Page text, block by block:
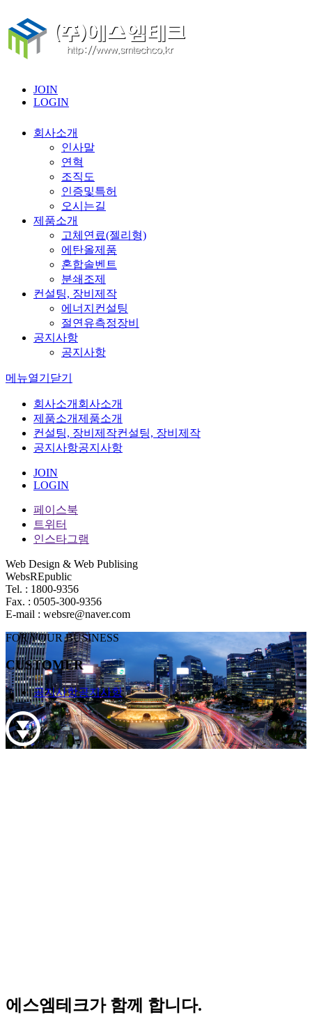
JOIN
LOGIN
회사소개
인사말
연혁
조직도
인증및특허
오시는길
제품소개
고체연료(젤리형)
에탄올제품
혼합솔벤트
분쇄조제
컨설팅, 장비제작
에너지컨설팅
절연유측정장비
공지사항
공지사항
메뉴열기 닫기
회사소개 회사소개
제품소개제품소개
컨설팅, 장비제작컨설팅, 장비제작
공지사항공지사항
JOIN
LOGIN
페이스북
트위터
인스타그램
Web Design & Web Publising
WebsREpublic
Tel. : 1800-9356
Fax. : 0505-300-9356
E-mail : websre@naver.com
FOR YOUR BUSINESS
CUSTOMER
공지사항공지사항
에스엠테크가 함께 합니다.